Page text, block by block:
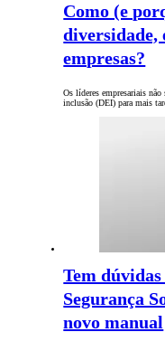
Como (e
diversidade,
empresas?
Os líderes empresariais
inclusão (DEI) para mais
Tem
Segurança
novo manual